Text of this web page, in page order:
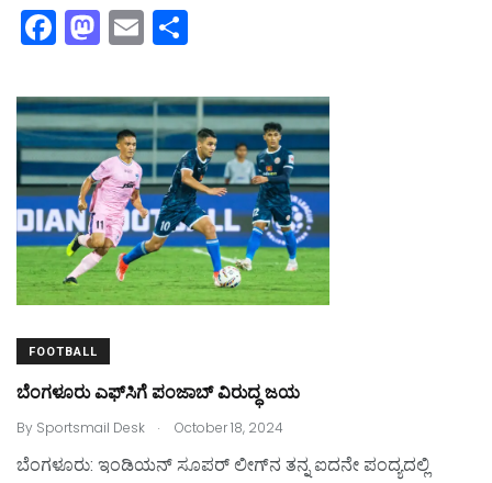
F
a
c
e
b
o
o
k
M
a
st
o
d
o
n
E
m
ai
l
ar
e
FOOTBALL
ಬೆಂಗಳೂರು ಎಫ್‌ಸಿಗೆ ಪಂಜಾಬ್‌ ವಿರುದ್ಧ ಜಯ
By Sportsmail Desk . October 18, 2024
ಬೆಂಗಳೂರು: ಇಂಡಿಯನ್‌ ಸೂಪರ್‌ ಲೀಗ್‌ನ ತನ್ನ ಐದನೇ ಪಂದ್ಯದಲ್ಲಿ